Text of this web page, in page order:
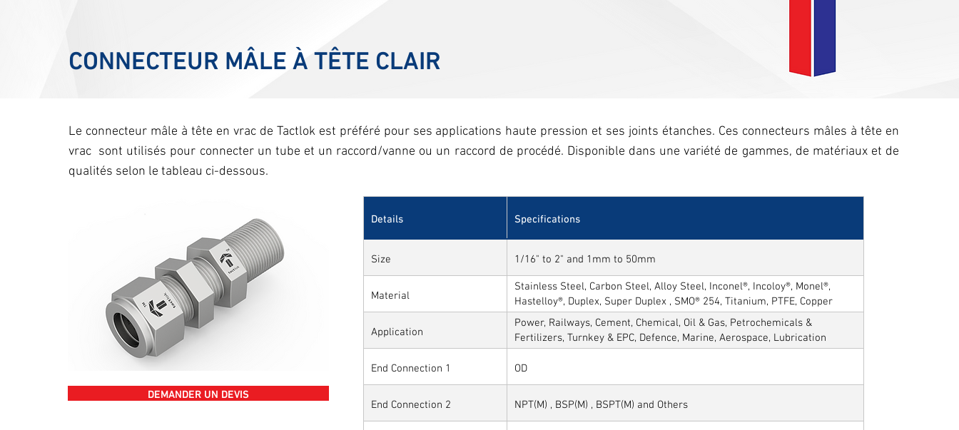
CONNECTEUR MÂLE À TÊTE CLAIR
Le connecteur mâle à tête en vrac de Tactlok est préféré pour ses applications haute pression et ses joints étanches. Ces connecteurs mâles à tête en
vrac sont utilisés pour connecter un tube et un raccord/vanne ou un raccord de procédé. Disponible dans une variété de gammes, de matériaux et de
qualités selon le tableau ci-dessous.
DEMANDER UN DEVIS
Details Specifications
Size 1/16" to 2" and 1mm to 50mm
Material
Stainless Steel, Carbon Steel, Alloy Steel, Inconel®, Incoloy®, Monel®,
Hastelloy®, Duplex, Super Duplex , SMO® 254, Titanium, PTFE, Copper
Alloys
Application
Power, Railways, Cement, Chemical, Oil & Gas, Petrochemicals &
Fertilizers, Turnkey & EPC, Defence, Marine, Aerospace, Lubrication
Sytems, Paper Mills etc.,
End Connection 1
OD
End Connection 2 NPT(M) , BSP(M) , BSPT(M) and Others